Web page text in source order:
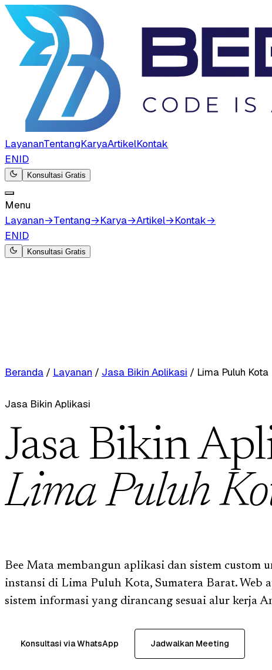
LayananTentangKaryaArtikelKontak
ENID
Konsultasi Gratis
Menu
Layanan→Tentang→Karya→Artikel→Kontak→
ENID
Konsultasi Gratis
Beranda / Layanan / Jasa Bikin Aplikasi / Lima Puluh Kota
Jasa Bikin Aplikasi
Jasa Bikin
Lima Puluh
Bee Mata membangun aplikasi dan sistem custom
instansi di Lima Puluh Kota, Sumatera Barat. Web
sistem informasi yang dirancang sesuai alur kerja
Konsultasi via WhatsApp Jadwalkan Meeting